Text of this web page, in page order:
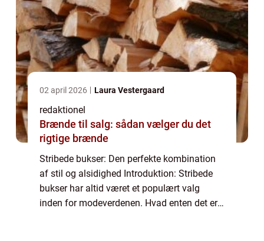
02 april 2026 Laura Vestergaard
redaktionel
Brænde til salg: sådan vælger du det
rigtige brænde
Stribede bukser: Den perfekte kombination
af stil og alsidighed Introduktion: Stribede
bukser har altid været et populært valg
inden for modeverdenen. Hvad enten det er